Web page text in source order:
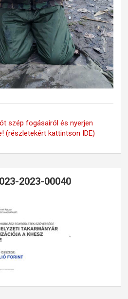
szép fogásairól és nyerjen
(részletekért kattintson IDE)
2023-00040